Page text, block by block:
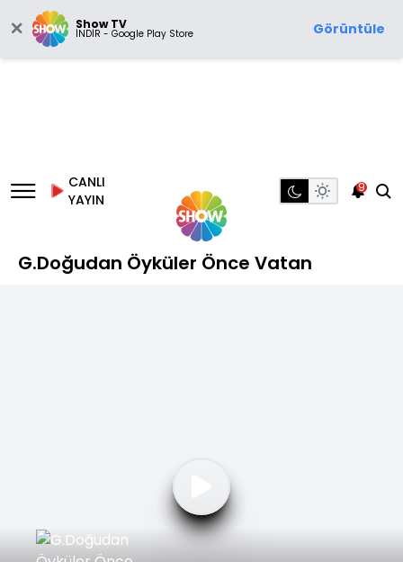
Show TV
İNDİR - Google Play Store Görüntüle
CANLI
YAYIN
9
G.Doğudan Öyküler Önce Vatan